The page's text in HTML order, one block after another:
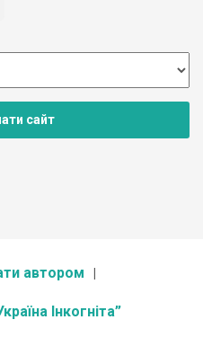
сайт
автором
Інкогніта”